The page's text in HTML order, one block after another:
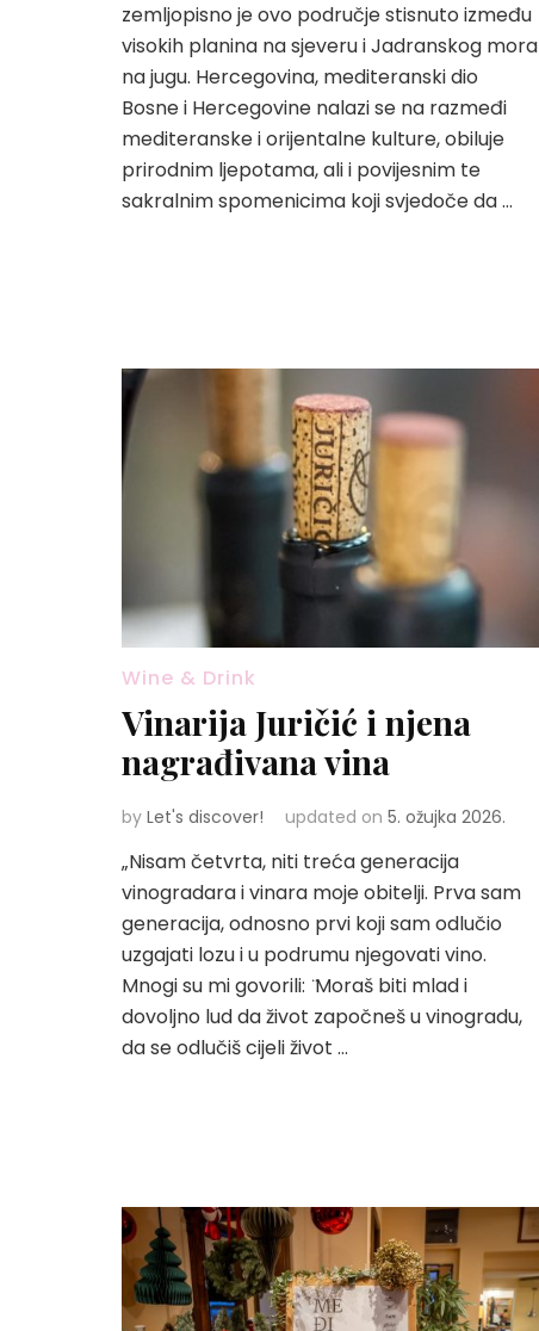
zemljopisno je ovo područje stisnuto između
visokih planina na sjeveru i Jadranskog mora
na jugu. Hercegovina, mediteranski dio
Bosne i Hercegovine nalazi se na razmeđi
mediteranske i orijentalne kulture, obiluje
prirodnim ljepotama, ali i povijesnim te
sakralnim spomenicima koji svjedoče da …
Wine & Drink
Vinarija Juričić i njena
nagrađivana vina
by Let's discover! updated on 5. ožujka 2026.
„Nisam četvrta, niti treća generacija
vinogradara i vinara moje obitelji. Prva sam
generacija, odnosno prvi koji sam odlučio
uzgajati lozu i u podrumu njegovati vino.
Mnogi su mi govorili: ̈Moraš biti mlad i
dovoljno lud da život započneš u vinogradu,
da se odlučiš cijeli život …